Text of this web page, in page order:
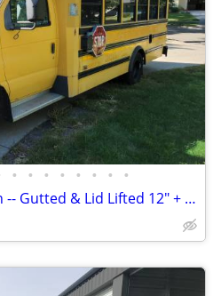
• • • • • • • •
Skoolie Partial Conversion -- Gutted & Lid Lifted 12" + Materials